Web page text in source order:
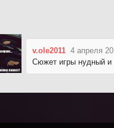
v.ole2011 4 апреля
Сюжет игры нудный и